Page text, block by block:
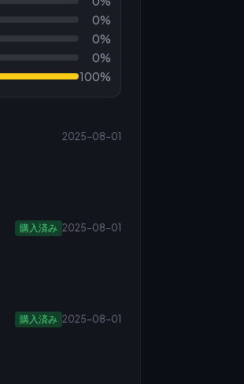
0%
0%
0%
100%
2025-08-01
購入済み 2025-08-01
購入済み 2025-08-01